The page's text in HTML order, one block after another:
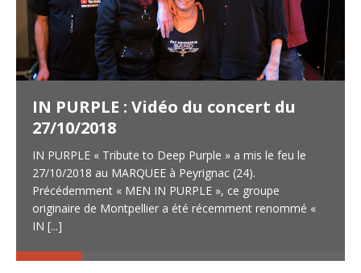
IN PURPLE : Vidéo du concert du
27/10/2018
IN PURPLE « Tribute to Deep Purple » a mis le feu le
27/10/2018 au MARQUEE à Peyrignac (24).
Précédemment « MEN IN PURPLE », ce groupe
originaire de Montpellier a été récemment renommé «
IN [...]